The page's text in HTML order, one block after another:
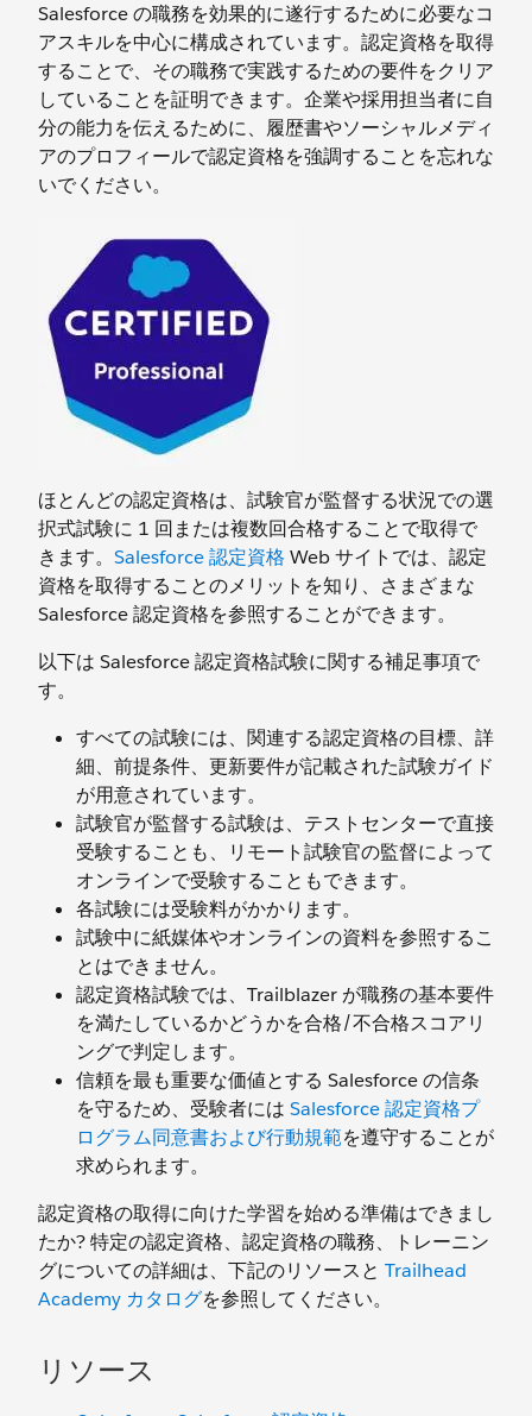
Salesforce の職務を効果的に遂行するために必要なコ
アスキルを中心に構成されています。認定資格を取得
することで、その職務で実践するための要件をクリア
していることを証明できます。企業や採用担当者に自
分の能力を伝えるために、履歴書やソーシャルメディ
アのプロフィールで認定資格を強調することを忘れな
いでください。
ほとんどの認定資格は、試験官が監督する状況での選
択式試験に 1 回または複数回合格することで取得で
きます。 Salesforce 認定資格 Web サイトでは、認定
資格を取得することのメリットを知り、さまざまな
Salesforce 認定資格を参照することができます。
以下は Salesforce 認定資格試験に関する補足事項で
す。
すべての試験には、関連する認定資格の目標、詳
細、前提条件、更新要件が記載された試験ガイド
が用意されています。
試験官が監督する試験は、テストセンターで直接
受験することも、リモート試験官の監督によって
オンラインで受験することもできます。
各試験には受験料がかかります。
試験中に紙媒体やオンラインの資料を参照するこ
とはできません。
認定資格試験では、Trailblazer が職務の基本要件
を満たしているかどうかを合格/不合格スコアリ
ングで判定します。
信頼を最も重要な価値とする Salesforce の信条
を守るため、受験者には Salesforce 認定資格プ
ログラム同意書および行動規範を遵守することが
求められます。
認定資格の取得に向けた学習を始める準備はできまし
たか? 特定の認定資格、認定資格の職務、トレーニン
グについての詳細は、下記のリソースと Trailhead
Academy カタログを参照してください。
リソース